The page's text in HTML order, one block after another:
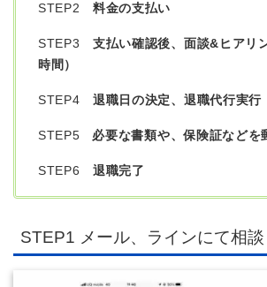
STEP2料金の支払い
STEP3支払い確認後、面談&ヒアリ
時間）
STEP4退職日の決定、退職代行実行
STEP5 必要な書類や、保険証などを
STEP6退職完了
STEP1 メール、ラインにて相談